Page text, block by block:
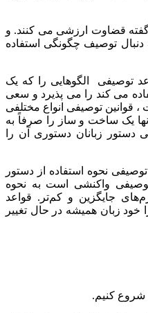
قضاوت ارزشی می کنند. و
دنبال توصیف چگونگی استفاده
توصیفی الگوهایی را که یک
می کند را می پذیرد و سعی
قوانین توصیفی انواع مختلفی
یک ساخت و ساز را صرفاً به
دستور زبانان دستوری آن را
توصیفی نحوه استفاده از دستور
واکنشی است به نحوه
جایگزین و کم‌تر. قواعد
خود زبان همیشه در حال تغییر
شروع کنیم.